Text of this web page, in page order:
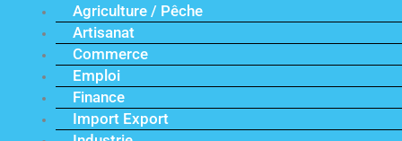
Agriculture / Pêche
Artisanat
Commerce
Emploi
Finance
Import Export